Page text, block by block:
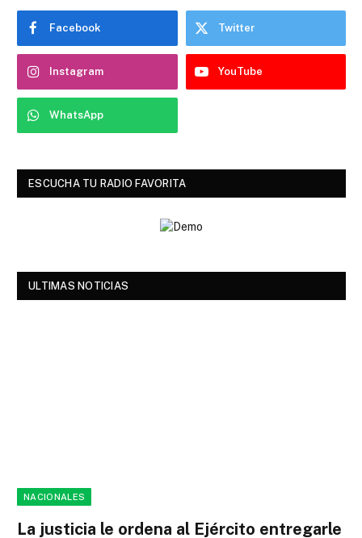
Facebook Twitter
Instagram YouTube
WhatsApp
ESCUCHA TU RADIO FAVORITA
ULTIMAS NOTICIAS
NACIONALES
La justicia le ordena al Ejército entregarle